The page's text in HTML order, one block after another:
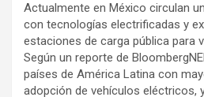
Actualmente en México circulan
con tecnologías electrificadas y
estaciones de carga pública para
Según un reporte de
países de América Latina con
adopción de vehículos eléctricos,